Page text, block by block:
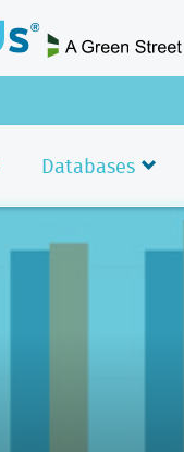
Databases